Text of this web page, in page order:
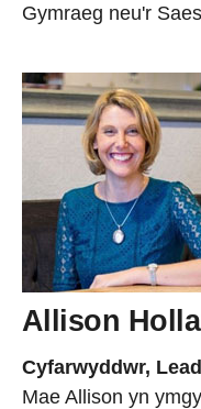
Gymraeg neu'r
Allison
Cyfarwyddwr,
Mae Allison yn